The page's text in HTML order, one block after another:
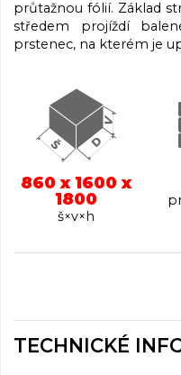
průtažnou fólií. Základ
středem projíždí
prstenec, na kterém je
860 x 1600 x
1800
š×v×h
TECHNICKÉ